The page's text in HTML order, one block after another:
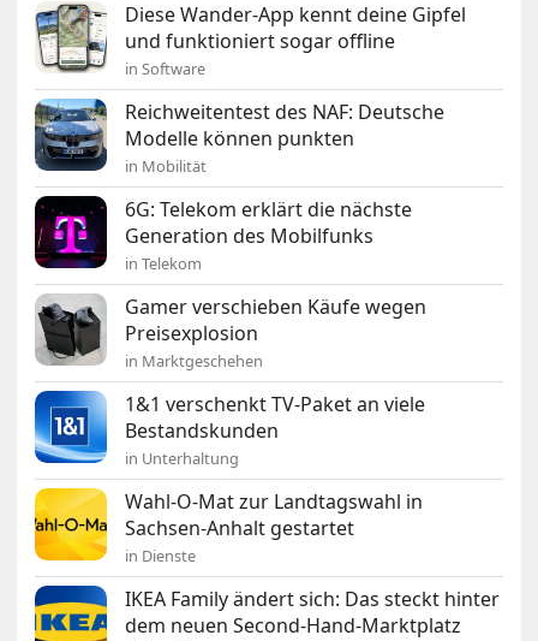
Diese Wander-App kennt deine Gipfel
und funktioniert sogar offline
in Software
Reichweitentest des NAF: Deutsche
Modelle können punkten
in Mobilität
6G: Telekom erklärt die nächste
Generation des Mobilfunks
in Telekom
Gamer verschieben Käufe wegen
Preisexplosion
in Marktgeschehen
1&1 verschenkt TV-Paket an viele
Bestandskunden
in Unterhaltung
Wahl-O-Mat zur Landtagswahl in
Sachsen-Anhalt gestartet
in Dienste
IKEA Family ändert sich: Das steckt hinter
dem neuen Second-Hand-Marktplatz